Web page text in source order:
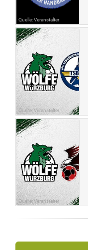
Quelle: Veranstalter
Quelle: Veranstalter
Quelle: Veranstalter